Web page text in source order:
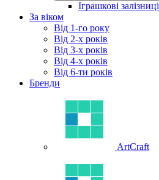
Іграшкові залізниці
За віком
Від 1-го року
Від 2-х років
Від 3-х років
Від 4-х років
Від 6-ти років
Бренди
ArtCraft